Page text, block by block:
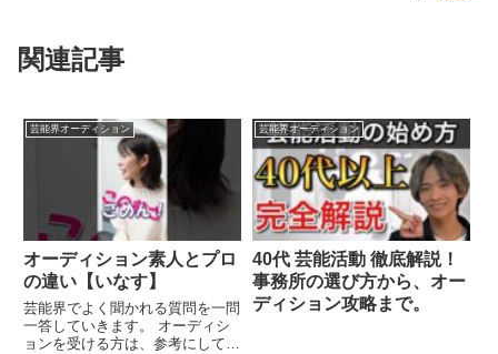
関連記事
芸能界オーディション
オーディション素人とプロ
の違い【いなす】
芸能界でよく聞かれる質問を一問
一答していきます。 オーディシ
ョンを受ける方は、参考にしてみ
芸能界オーディション
40代 芸能活動 徹底解説！
事務所の選び方から、オー
ディション攻略まで。